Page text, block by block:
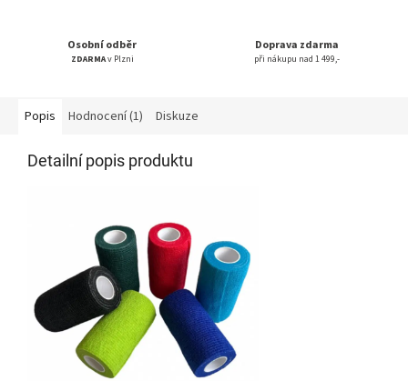
Osobní odběr
ZDARMAv Plzni
Doprava zdarma
při nákupu nad 1 499,-
Popis Hodnocení (1) Diskuze
Detailní popis produktu